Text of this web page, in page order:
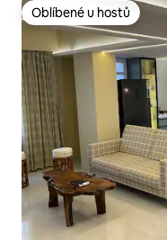
Oblíbené u hostů
Oblíbené u hostů